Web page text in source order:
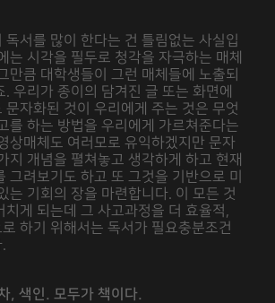
독서를 많이 한다는 건 틀림없는 사실입
는 시각을 필두로 청각을 자극하는 매체
만큼 대학생들이 그런 매체들에 노출되
우리가 종이의 담겨진 글 또는 화면에
문자화된 것이 우리에게 주는 것은 무엇
를 하는 방법을 우리에게 가르쳐준다는
상매체도 여러모로 유익하겠지만 문자
지 개념을 펼쳐놓고 생각하게 하고 현재
그려보기도 하고 또 그것을 기반으로 미
는 기회의 장을 마련합니다. 이 모든 것
치게 되는데 그 사고과정을 더 효율적,
하기 위해서는 독서가 필요충분조건
, 색인. 모두가 책이다.